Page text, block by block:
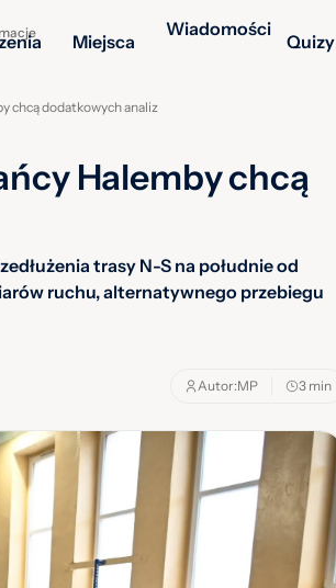
Miejsca
Wiadomości
Quizy
chcą dodatkowych analiz
Halemby chcą
trasy N-S na południe od
ruchu, alternatywnego przebiegu
Autor:MP 3 min